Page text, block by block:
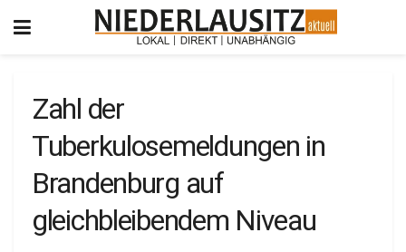
Zahl der
Tuberkulosemeldungen in
Brandenburg auf
gleichbleibendem Niveau